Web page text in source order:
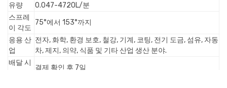
유량
0.047-4720L/분
스프레
이 각도
75°에서 153°까지
응용 산
업
전자, 화학, 환경 보호, 철강, 기계, 코팅, 전기 도금, 섬유, 자동
차, 제지, 의약, 식품 및 기타 산업 생산 분야.
배달 시
결제 확인 후 7일